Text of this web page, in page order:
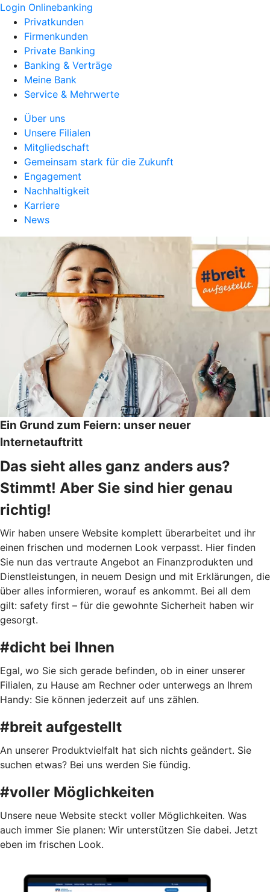
Login Onlinebanking
Privatkunden
Firmenkunden
Private Banking
Banking & Verträge
Meine Bank
Service & Mehrwerte
Über uns
Unsere Filialen
Mitgliedschaft
Gemeinsam stark für die Zukunft
Engagement
Nachhaltigkeit
Karriere
News
Ein Grund zum Feiern: unser neuer
Internetauftritt
Das sieht alles ganz anders aus?
Stimmt! Aber Sie sind hier genau
richtig!
Wir haben unsere Website komplett überarbeitet und ihr
einen frischen und modernen Look verpasst. Hier finden
Sie nun das vertraute Angebot an Finanzprodukten und
Dienstleistungen, in neuem Design und mit Erklärungen, die
über alles informieren, worauf es ankommt. Bei all dem
gilt: safety first – für die gewohnte Sicherheit haben wir
gesorgt.
#dicht bei Ihnen
Egal, wo Sie sich gerade befinden, ob in einer unserer
Filialen, zu Hause am Rechner oder unterwegs an Ihrem
Handy: Sie können jederzeit auf uns zählen.
#breit aufgestellt
An unserer Produktvielfalt hat sich nichts geändert. Sie
suchen etwas? Bei uns werden Sie fündig.
#voller Möglichkeiten
Unsere neue Website steckt voller Möglichkeiten. Was
auch immer Sie planen: Wir unterstützen Sie dabei. Jetzt
eben im frischen Look.